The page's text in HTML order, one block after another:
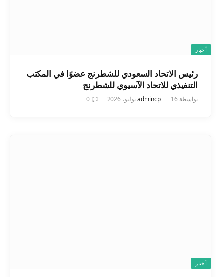
أخبار
رئيس الاتحاد السعودي للشطرنج عضوًا في المكتب
التنفيذي للاتحاد الآسيوي للشطرنج
بواسطة admincp 16 يوليو، 2026 0
أخبار